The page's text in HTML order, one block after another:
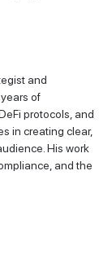
and
of
protocols, and
in creating clear,
His work
and the